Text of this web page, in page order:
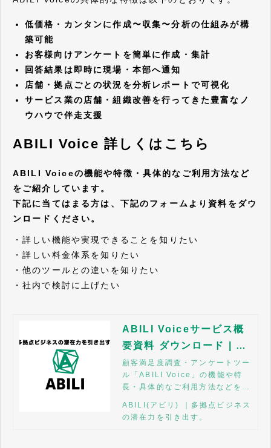
低価格・カンタンに作成〜収集〜分析の仕組みが構
築可能
お客様向けアンケートを簡単に作成・集計
回答結果は即時に現場・本部へ通知
店舗・拠点ごとの状況を分析レポートで可視化
サービス業の店舗・組織改善を行ってきた豊富なノ
ウハウで伴走支援
ABILI Voice 詳しくはこちら
ABILI Voiceの機能や特徴・具体的なご利用方法など
をご紹介しています。
下記に当てはまる方は、下記のフォームより資料をダウ
ンロードください。
・詳しい機能や実現できることを知りたい
・詳しい料金体系を知りたい
・他のツールとの違いを知りたい
・社内で検討に上げたい
ABILI Voiceサービス概
要資料 ダウンロード | A
BILI
顧客満足度調査・アンケートツー
ル「ABILI Voice」の機能や特
長・具体的なご利用方法などをご
りご不明点がございましたらお気
軽にお申し付けください。
ABILI(アビリ) ｜多拠点ビジネス
の潜在力を引き出す。